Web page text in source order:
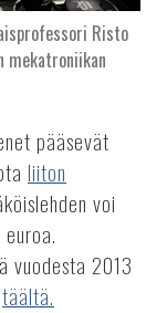
Risto
mekatroniikan
pääsevät
liiton
voi
vuodesta 2013
täältä.